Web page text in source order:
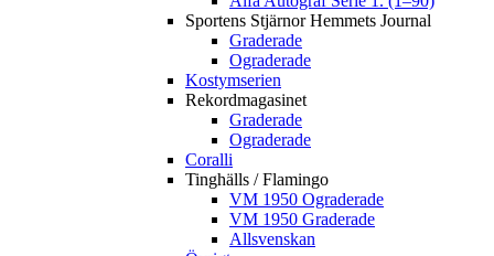
Sportens Stjärnor Hemmets Journal
Graderade
Ograderade
Kostymserien
Rekordmagasinet
Graderade
Ograderade
Coralli
Tinghälls / Flamingo
VM 1950 Ograderade
VM 1950 Graderade
Allsvenskan